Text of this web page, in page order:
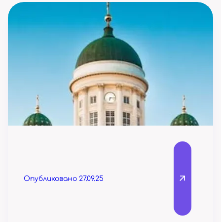
Опубликовано 27.09.25